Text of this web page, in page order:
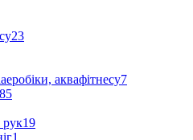
23
аквафітнесу7
85
рук19
1